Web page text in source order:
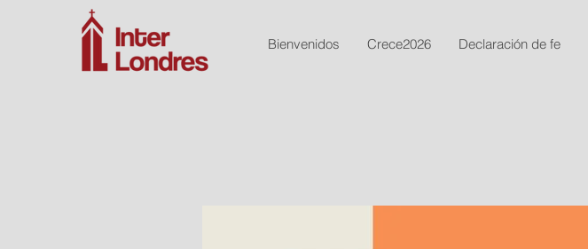
Bienvenidos Crece2026 Declaración de fe